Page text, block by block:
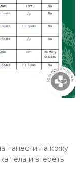
нанести на кожу
тела и втереть